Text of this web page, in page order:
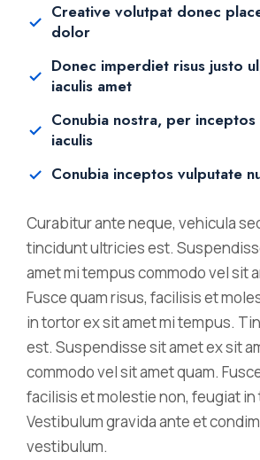
Creative volutpat donec
dolor
Donec imperdiet risus justo
iaculis amet
Conubia nostra, per inceptos
iaculis
Conubia inceptos vulputate
Curabitur ante neque, vehicula
tincidunt ultricies est.
amet mi tempus commodo vel sit
Fusce quam risus, facilisis et
in tortor ex sit amet mi tempus.
est. Suspendisse sit amet ex sit
commodo vel sit amet quam.
facilisis et molestie non, feugiat in
Vestibulum gravida ante et
vestibulum.